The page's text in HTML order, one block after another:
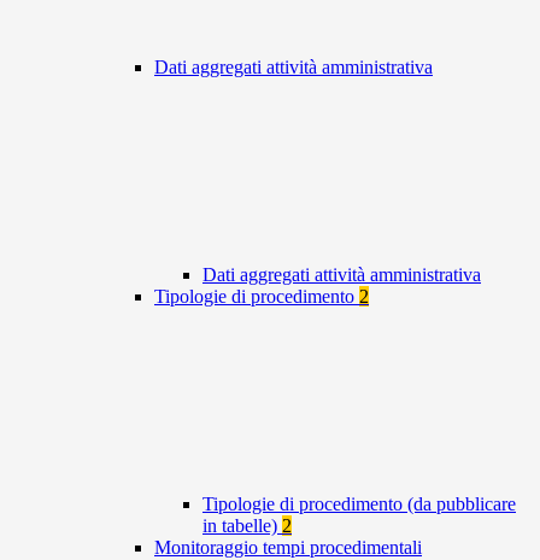
Dati aggregati attività amministrativa
Dati aggregati attività amministrativa
Tipologie di procedimento 2
Tipologie di procedimento (da pubblicare
in tabelle) 2
Monitoraggio tempi procedimentali